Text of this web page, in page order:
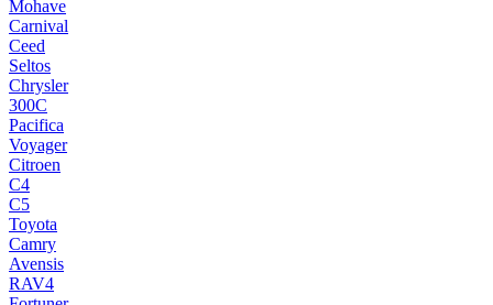
Mohave
Carnival
Ceed
Seltos
Chrysler
300C
Pacifica
Voyager
Citroen
C4
C5
Toyota
Camry
Avensis
RAV4